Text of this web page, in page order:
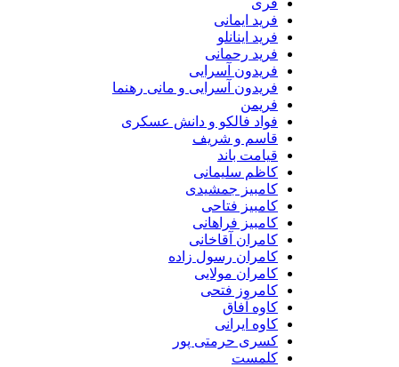
فرید ایمانی
فرید اینانلو
فرید رحمانی
فریدون آسرایی
فریدون آسرایی و مانی رهنما
فریمن
فواد فالکو و دانش عسکری
قاسم و شریف
قیامت باند
کاظم سلیمانی
کامبیز جمشیدی
کامبیز فتاحی
کامبیز فراهانی
کامران آقاخانی
کامران رسول زاده
کامران مولایی
کامروز فتحی
کاوه آفاق
کاوه ایرانی
کسری حرمتی پور
کلمست